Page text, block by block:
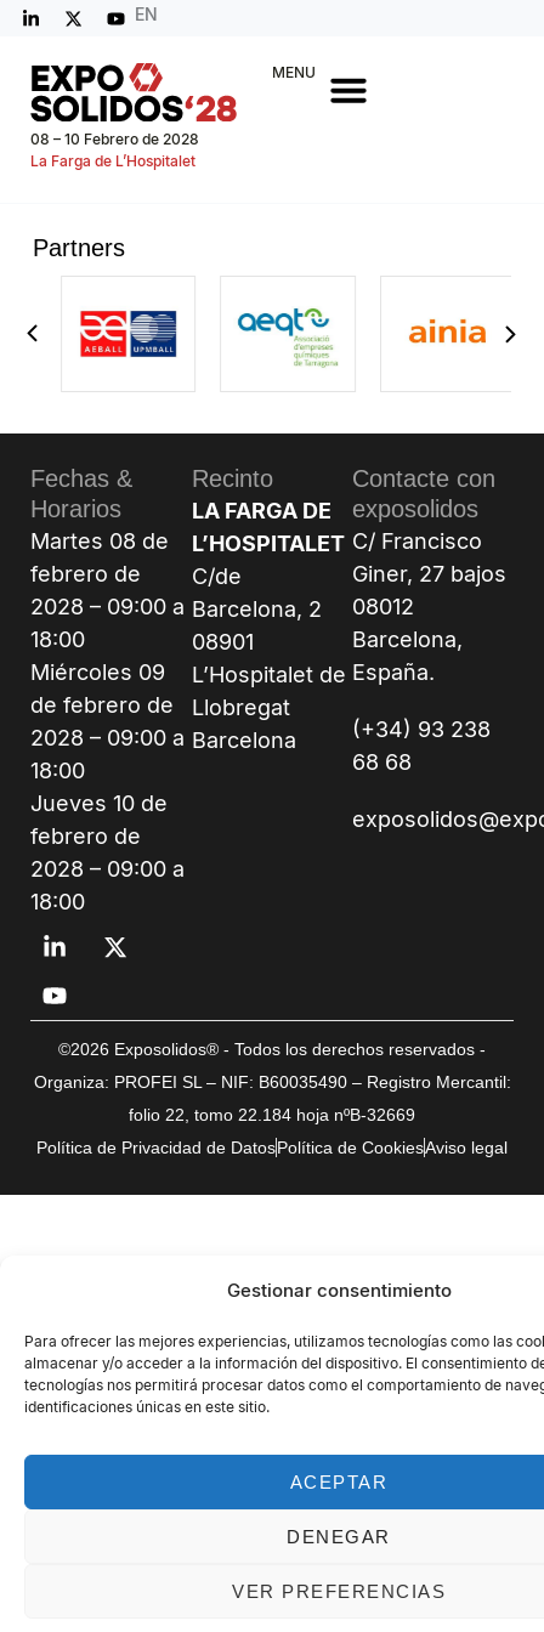
Gestionar consentimiento
Para ofrecer las mejores experiencias, utilizamos tecnologías como las
almacenar y/o acceder a la información del dispositivo. El consentimiento
tecnologías nos permitirá procesar datos como el comportamiento de
identificaciones únicas en este sitio.
ACEPTAR
DENEGAR
VER PREFERENCIAS
EN
08 – 10 Febrero de 2028
La Farga de L’Hospitalet
MENU
Partners
Fechas &
Horarios
Martes 08 de
febrero de
2028 – 09:00 a
18:00
Miércoles 09
de febrero de
2028 – 09:00 a
18:00
Jueves 10 de
febrero de
2028 – 09:00 a
18:00
Recinto
LA FARGA DE
L’HOSPITALET
C/de
Barcelona, 2
08901
L’Hospitalet de
Llobregat
Barcelona
Contacte con
exposolidos
C/ Francisco
Giner, 27 bajos
08012
Barcelona,
España.
(+34) 93 238
68 68
©2026 Exposolidos® - Todos los derechos reservados -
Organiza: PROFEI SL – NIF: B60035490 – Registro Mercantil:
folio 22, tomo 22.184 hoja nºB-32669
Política de Privacidad de DatosPolítica de CookiesAviso legal